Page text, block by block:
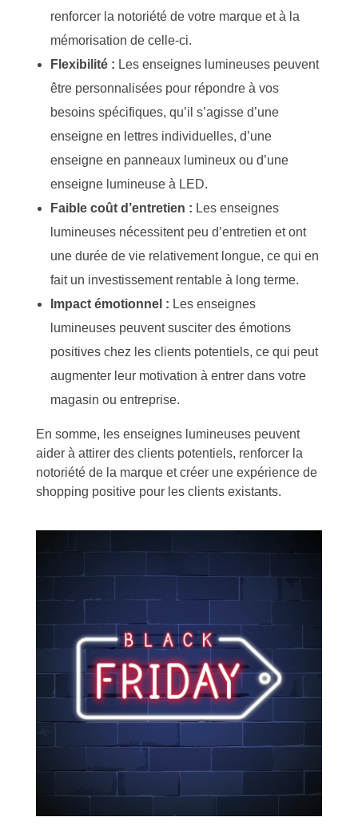
renforcer la notoriété de votre marque et à la
mémorisation de celle-ci.
Flexibilité : Les enseignes lumineuses peuvent
être personnalisées pour répondre à vos
besoins spécifiques, qu’il s’agisse d’une
enseigne en lettres individuelles, d’une
enseigne en panneaux lumineux ou d’une
enseigne lumineuse à LED.
Faible coût d’entretien : Les enseignes
lumineuses nécessitent peu d’entretien et ont
une durée de vie relativement longue, ce qui en
fait un investissement rentable à long terme.
Impact émotionnel : Les enseignes
lumineuses peuvent susciter des émotions
positives chez les clients potentiels, ce qui peut
augmenter leur motivation à entrer dans votre
magasin ou entreprise.
En somme, les enseignes lumineuses peuvent
aider à attirer des clients potentiels, renforcer la
notoriété de la marque et créer une expérience de
shopping positive pour les clients existants.